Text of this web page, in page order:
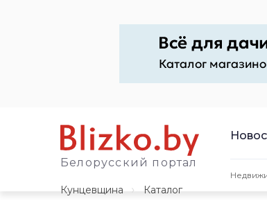
Белорусский портал
Кунцевщина
Каталог